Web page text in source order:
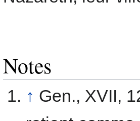
Notes
↑ Gen., XVII,